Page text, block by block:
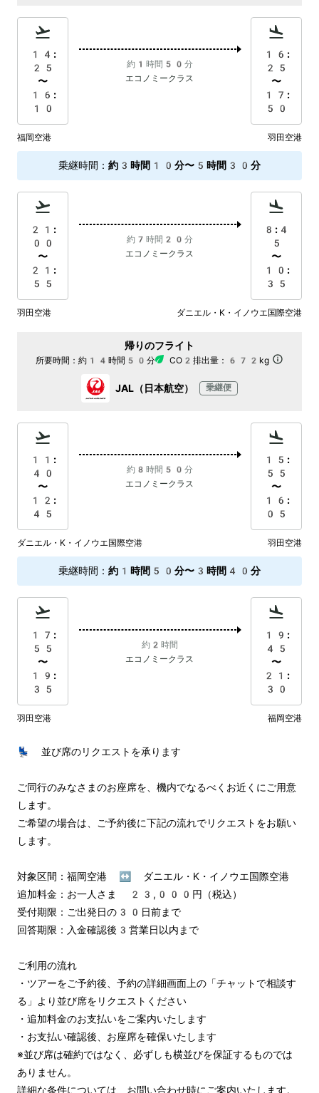
14:
25
〜
16:
10
約1時間50分
エコノミークラス
16:
25
〜
17:
50
福岡空港 羽田空港
乗継時間 ： 約3時間10分〜5時間30分
21:
00
〜
21:
55
約7時間20分
エコノミークラス
8:4
5
〜
10:
35
羽田空港 ダニエル・K・イノウエ国際空港
帰りのフライト
所要時間： 約14時間50分 CO2排出量： 672kg
JAL（日本航空） 乗継便
11:
40
〜
12:
45
約8時間50分
エコノミークラス
15:
55
〜
16:
05
ダニエル・K・イノウエ国際空港 羽田空港
乗継時間 ： 約1時間50分〜3時間40分
17:
55
〜
19:
35
約2時間
エコノミークラス
19:
45
〜
21:
30
羽田空港 福岡空港
💺 並び席のリクエストを承ります
ご同行のみなさまのお座席を、機内でなるべくお近くにご用意
します。
ご希望の場合は、ご予約後に下記の流れでリクエストをお願い
します。
対象区間：福岡空港 ↔︎ ダニエル・K・イノウエ国際空港
追加料金：お一人さま 23,000円（税込）
受付期限：ご出発日の30日前まで
回答期限：入金確認後3営業日以内まで
ご利用の流れ
・ツアーをご予約後、予約の詳細画面上の「チャットで相談す
る」より並び席をリクエストください
・追加料金のお支払いをご案内いたします
・お支払い確認後、お座席を確保いたします
※並び席は確約ではなく、必ずしも横並びを保証するものでは
ありません。
詳細な条件については、お問い合わせ時にご案内いたします。